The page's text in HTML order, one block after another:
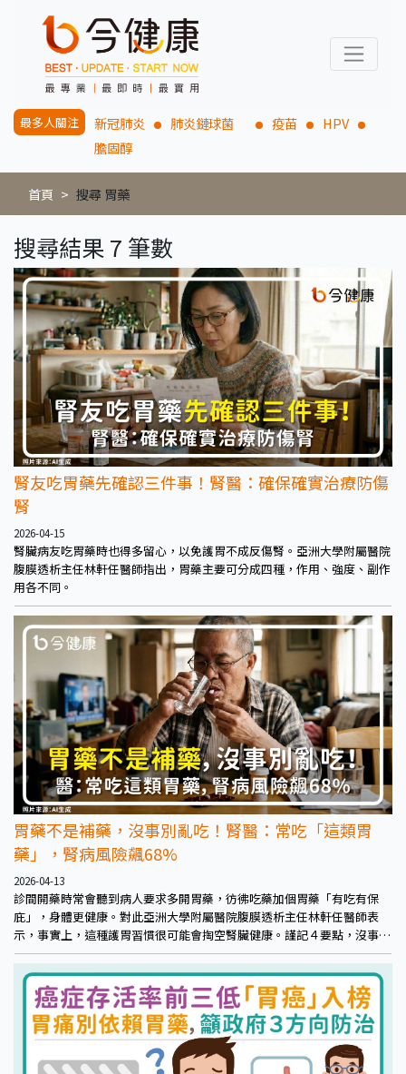
最多人關注 新冠肺炎 肺炎鏈球菌 疫苗
HPV
膽固醇
首頁 搜尋 胃藥
搜尋結果 7 筆數
腎友吃胃藥先確認三件事！腎醫：確保確實治療防傷
腎
2026-04-15
腎臟病友吃胃藥時也得多留心，以免護胃不成反傷腎。亞洲大學附屬醫院
腹膜透析主任林軒任醫師指出，胃藥主要可分成四種，作用、強度、副作
用各不同。
胃藥不是補藥，沒事別亂吃！腎醫：常吃「這類胃
藥」，腎病風險飆68%
2026-04-13
診間開藥時常會聽到病人要求多開胃藥，彷彿吃藥加個胃藥「有吃有保
庇」，身體更健康。對此亞洲大學附屬醫院腹膜透析主任林軒任醫師表
示，事實上，這種護胃習慣很可能會掏空腎臟健康。謹記４要點，沒事別
亂吃。